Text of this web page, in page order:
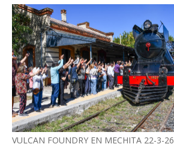
VULCAN FOUNDRY EN MECHITA 22-3-26